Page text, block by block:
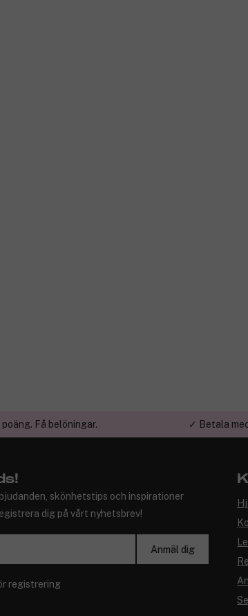
Få belöningar. ✓ Betala
skönhetstips och inspirationer
dig på vårt nyhetsbrev!
Anmäl dig
registrering